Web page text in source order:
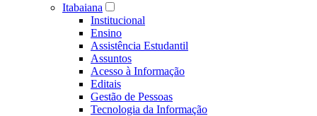
Itabaiana
Institucional
Ensino
Assistência Estudantil
Assuntos
Acesso à Informação
Editais
Gestão de Pessoas
Tecnologia da Informação